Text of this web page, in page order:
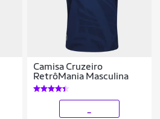
Camisa Cruzeiro
RetrôMania Masculina